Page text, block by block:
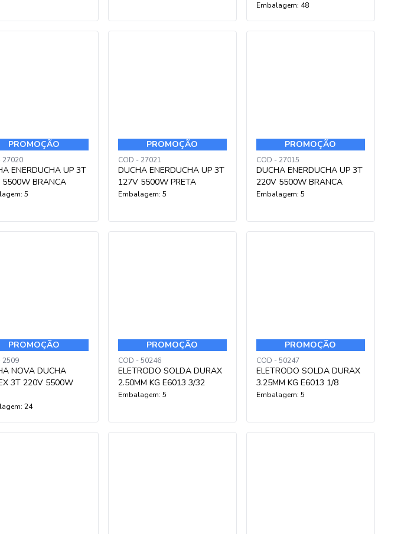
Embalagem: 48
PROMOÇÃO
27020
ENERDUCHA UP 3T
5500W BRANCA
5
PROMOÇÃO
COD - 27021
DUCHA ENERDUCHA UP 3T
127V 5500W PRETA
Embalagem: 5
PROMOÇÃO
COD - 27015
DUCHA ENERDUCHA UP 3T
220V 5500W BRANCA
Embalagem: 5
PROMOÇÃO
2509
NOVA DUCHA
3T 220V 5500W
24
PROMOÇÃO
COD - 50246
ELETRODO SOLDA DURAX
2.50MM KG E6013 3/32
Embalagem: 5
PROMOÇÃO
COD - 50247
ELETRODO SOLDA DURAX
3.25MM KG E6013 1/8
Embalagem: 5